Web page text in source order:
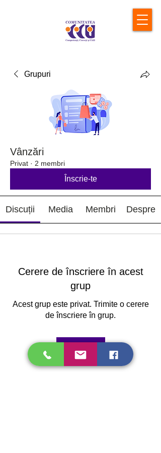
Grupuri
Vânzări
Privat · 2 membri
Înscrie-te
Discuții Media Membri Despre
Cerere de înscriere în acest
grup
Acest grup este privat. Trimite o cerere
de înscriere în grup.